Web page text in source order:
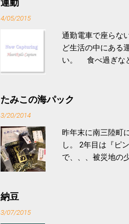
運動
4/05/2015
通勤電車で座らな
ど生活の中にある
い。 食べ過ぎな
ル性脂肪性肝疾
続けることが有用
たみこの海パック
3/20/2014
昨年末に南三陸町
し。 2年目は『ピ
で、、、被災地の
税になるという
納豆
3/07/2015